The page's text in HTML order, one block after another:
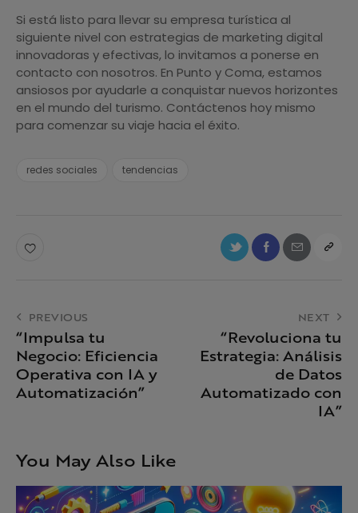
Si está listo para llevar su empresa turística al
siguiente nivel con estrategias de marketing digital
innovadoras y efectivas, lo invitamos a ponerse en
contacto con nosotros. En Punto y Coma, estamos
ansiosos por ayudarle a conquistar nuevos horizontes
en el mundo del turismo. Contáctenos hoy mismo
para comenzar su viaje hacia el éxito.
redes sociales tendencias
PREVIOUS
“Impulsa tu
Negocio: Eficiencia
Operativa con IA y
Automatización”
NEXT
“Revoluciona tu
Estrategia: Análisis
de Datos
Automatizado con
IA”
You May Also Like